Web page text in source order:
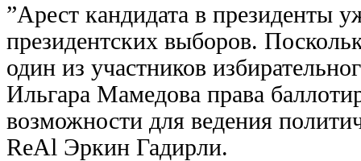
”Арест кандидата в президенты
президентских выборов.
один из участников
Ильгара Мамедова права
возможности для ведения
ReAl Эркин Гадирли.